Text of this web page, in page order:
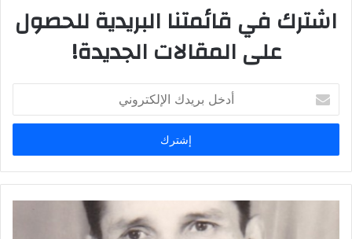
اشترك في قائمتنا البريدية للحصول
على المقالات الجديدة!
بريدك
الإلكتروني